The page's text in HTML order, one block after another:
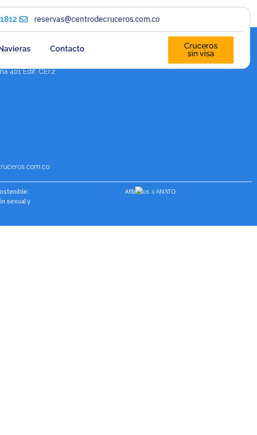
reservas@centrodecruceros.com.co
Contacto
Cruceros
sin visa
401 Edif. CEI 2
sexual y
Afiliados a ANATO